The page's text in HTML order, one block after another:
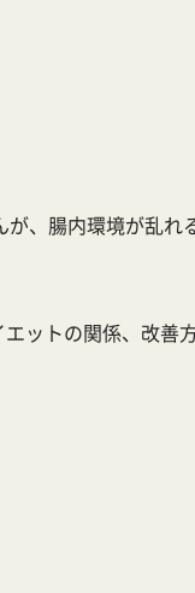
、腸内環境が乱れ
ットの関係、改善